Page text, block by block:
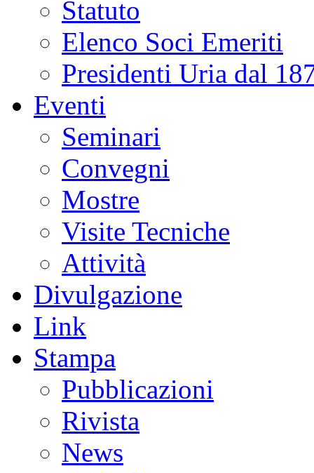
Statuto
Elenco Soci Emeriti
Presidenti Uria dal
Eventi
Seminari
Convegni
Mostre
Visite Tecniche
Attività
Divulgazione
Link
Stampa
Pubblicazioni
Rivista
News